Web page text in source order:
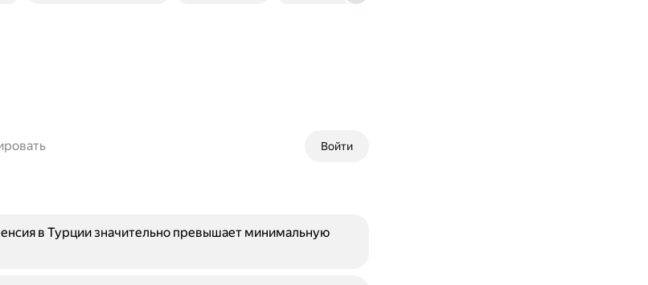
Войти
в Турции значительно превышает минимальную